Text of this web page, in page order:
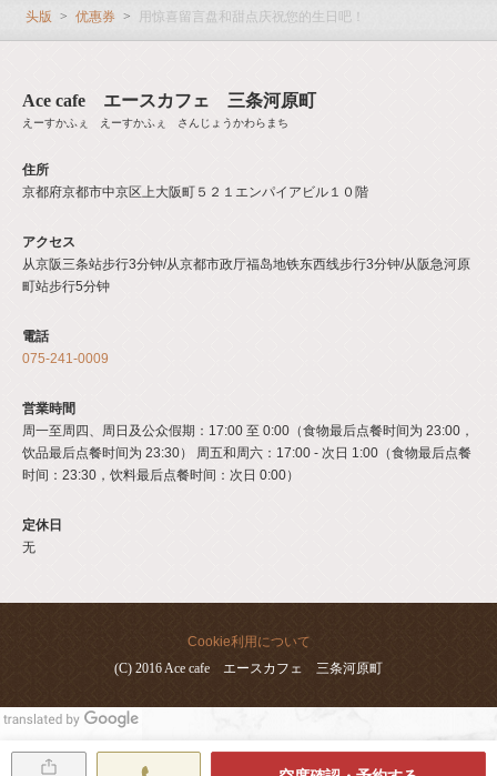
头版 优惠券 用惊喜留言盘和甜点庆祝您的生日吧！
Ace cafe エースカフェ 三条河原町
えーすかふぇ えーすかふぇ さんじょうかわらまち
住所
京都府京都市中京区上大阪町５２１エンパイアビル１０階
アクセス
从京阪三条站步行3分钟/从京都市政厅福岛地铁东西线步行3分钟/从阪急河原
町站步行5分钟
電話
075-241-0009
営業時間
周一至周四、周日及公众假期：17:00 至 0:00（食物最后点餐时间为 23:00，
饮品最后点餐时间为 23:30） 周五和周六：17:00 - 次日 1:00（食物最后点餐
时间：23:30，饮料最后点餐时间：次日 0:00）
定休日
无
Cookie利用について
(C) 2016 Ace cafe エースカフェ 三条河原町